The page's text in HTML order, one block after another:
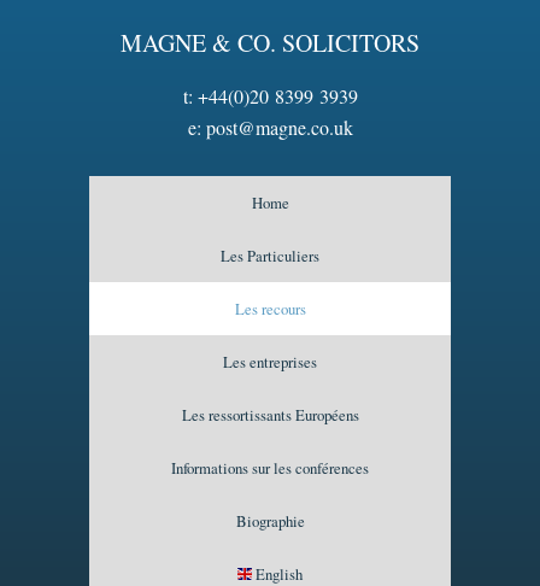
MAGNE & CO. SOLICITORS
t: +44(0)20 8399 3939
e: post@magne.co.uk
Home
Les Particuliers
Les recours
Les entreprises
Les ressortissants Européens
Informations sur les conférences
Biographie
English